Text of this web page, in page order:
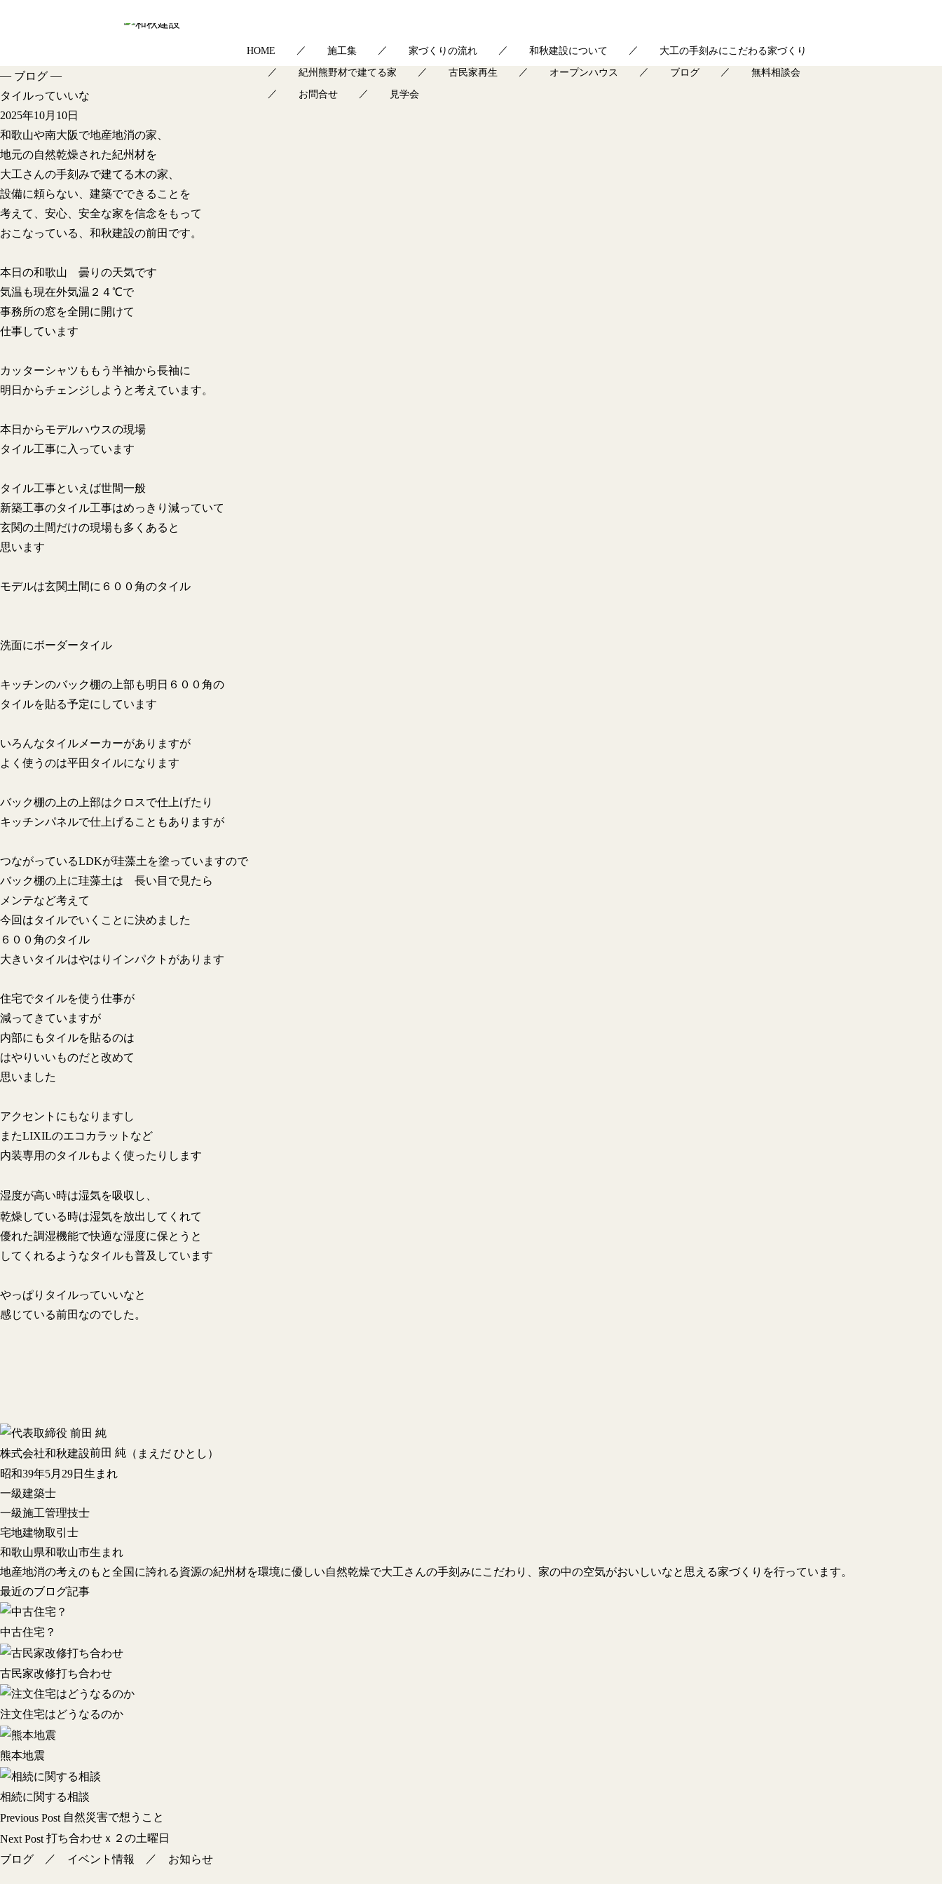
HOME 施工集 家づくりの流れ 和秋建設について 大工の手刻みにこだわる家づくり
紀州熊野材で建てる家 古民家再生 オープンハウス ブログ 無料相談会
お問合せ 見学会
— ブログ —
タイルっていいな
2025年10月10日
和歌山や南大阪で地産地消の家、
地元の自然乾燥された紀州材を
大工さんの手刻みで建てる木の家、
設備に頼らない、建築でできることを
考えて、安心、安全な家を信念をもって
おこなっている、和秋建設の前田です。
本日の和歌山 曇りの天気です
気温も現在外気温２４℃で
事務所の窓を全開に開けて
仕事しています
カッターシャツももう半袖から長袖に
明日からチェンジしようと考えています。
本日からモデルハウスの現場
タイル工事に入っています
タイル工事といえば世間一般
新築工事のタイル工事はめっきり減っていて
玄関の土間だけの現場も多くあると
思います
モデルは玄関土間に６００角のタイル
洗面にボーダータイル
キッチンのバック棚の上部も明日６００角の
タイルを貼る予定にしています
いろんなタイルメーカーがありますが
よく使うのは平田タイルになります
バック棚の上の上部はクロスで仕上げたり
キッチンパネルで仕上げることもありますが
つながっているLDKが珪藻土を塗っていますので
バック棚の上に珪藻土は 長い目で見たら
メンテなど考えて
今回はタイルでいくことに決めました
６００角のタイル
大きいタイルはやはりインパクトがあります
住宅でタイルを使う仕事が
減ってきていますが
内部にもタイルを貼るのは
はやりいいものだと改めて
思いました
アクセントにもなりますし
またLIXILのエコカラットなど
内装専用のタイルもよく使ったりします
湿度が高い時は湿気を吸収し、
乾燥している時は湿気を放出してくれて
優れた調湿機能で快適な湿度に保とうと
してくれるようなタイルも普及しています
やっぱりタイルっていいなと
感じている前田なのでした。
株式会社和秋建設前田 純 （まえだ ひとし）
昭和39年5月29日生まれ
一級建築士
一級施工管理技士
宅地建物取引士
和歌山県和歌山市生まれ
地産地消の考えのもと全国に誇れる資源の紀州材を環境に優しい自然乾燥で大工さんの手刻みにこだわり、家の中の空気がおいしいなと思える家づくりを行っています。
最近のブログ記事
中古住宅？
古民家改修打ち合わせ
注文住宅はどうなるのか
熊本地震
相続に関する相談
投
稿
ナ
Previous Post 自然災害で想うこと
Next Post 打ち合わせｘ２の土曜日
ブログ ／ イベント情報 ／ お知らせ